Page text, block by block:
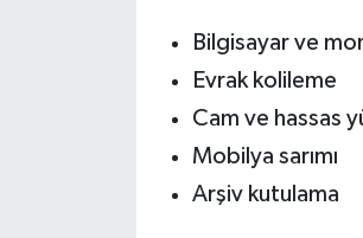
Bilgisayar ve
Evrak kolileme
Cam ve hassas
Mobilya sarımı
Arşiv kutulama